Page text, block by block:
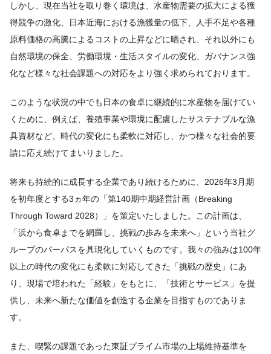
しかし、現在当社を取り巻く環境は、水産物需要の拡大による獲
得競争の激化、日本近海における漁獲量の低下、人手不足や各種
原料価格の高騰によるコストの上昇などに晒され、それ以外にも
自然環境の保全、労働環境・生活スタイルの変化、ガバナンス強
化など様々な社会課題への対応をより強く求められております。
このような状況の中でも日本の食卓に継続的に水産物を届けてい
くために、例えば、養殖事業や環境に配慮したサステナブルな漁
具資材など、時代の変化にも柔軟に対応し、かつ様々な社会的要
請に応え続けてまいりました。
将来も持続的に成長する企業であり続けるために、2026年3月期
を初年度とする3ヵ年の「第140期中期経営計画（Breaking
Through Toward 2028）」を策定いたしました。この計画は、
「浜から食卓までを網羅し、挑戦の歩みを未来へ」という当社グ
ループのパーパスを具現化していくものです。我々の強みは100年
以上の時代の変化にも柔軟に対応してきた「挑戦の歴史」にあ
り、現場で培われた「経験」をもとに、「技術とサービス」を提
供し、未来へ新たな価値を創造する企業を目指すものでありま
す。
また、喫緊の課題であった東証プライム市場の上場維持基準を